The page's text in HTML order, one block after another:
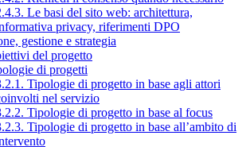
Le basi del sito web: architettura,
privacy, riferimenti DPO
gestione e strategia
del progetto
di progetti
Tipologie di progetto in base agli attori
nel servizio
Tipologie di progetto in base al focus
Tipologie di progetto in base all’ambito di